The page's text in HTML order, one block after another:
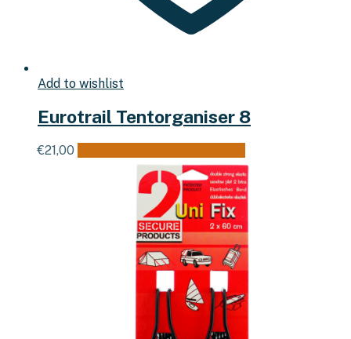
Add to wishlist
Eurotrail Tentorganiser 8
€21,00